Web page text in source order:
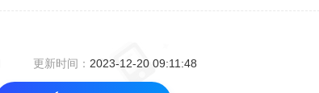
更新时间： 2023-12-20 09:11:48